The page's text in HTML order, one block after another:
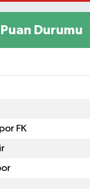
Durumu
FK